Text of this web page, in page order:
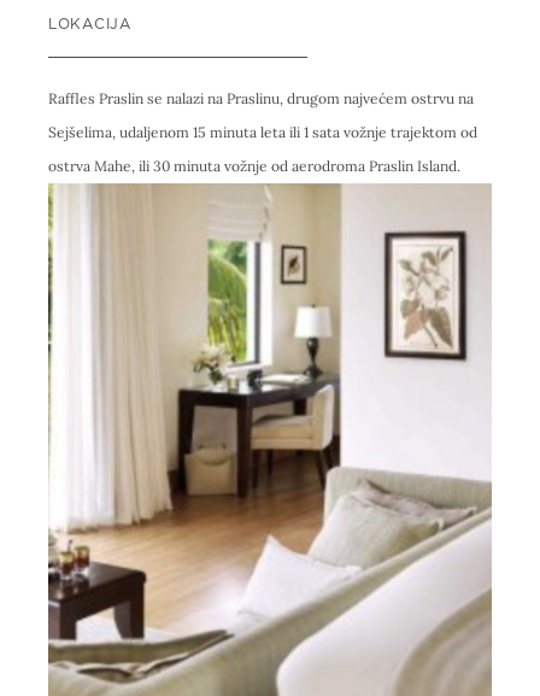
LOKACIJA
Raffles Praslin se nalazi na Praslinu, drugom najvećem ostrvu na
Sejšelima, udaljenom 15 minuta leta ili 1 sata vožnje trajektom od
ostrva Mahe, ili 30 minuta vožnje od aerodroma Praslin Island.